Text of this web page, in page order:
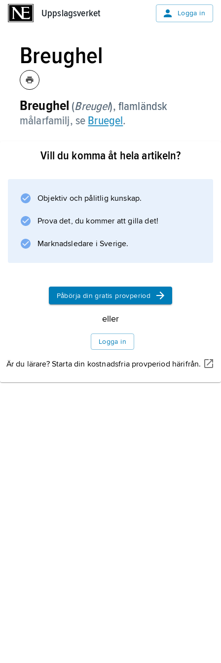
Uppslagsverket Logga in
Breughel
Breughel (Breugel), flamländsk
målarfamilj, se Bruegel.
Vill du komma åt hela artikeln?
Objektiv och pålitlig kunskap.
Prova det, du kommer att gilla det!
Marknadsledare i Sverige.
Påbörja din gratis provperiod
eller
Logga in
Är du lärare? Starta din kostnadsfria provperiod härifrån.